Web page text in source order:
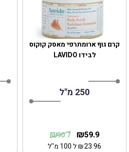
קרם גוף ארומתרפי מאסק קוקוס
לבידו LAVIDO
250 מ"ל
59.9
₪
90.7
₪
23.96
₪ל 100 מ''ל